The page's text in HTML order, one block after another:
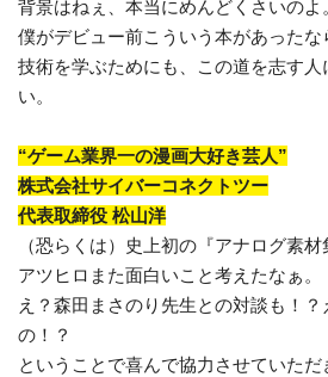
背景はねぇ、本当にめんどくさいのよ
僕がデビュー前こういう本があったな
技術を学ぶためにも、この道を志す人
い。
“ゲーム業界一の漫画大好き芸人”
株式会社サイバーコネクトツー
代表取締役 松山洋
（恐らくは）史上初の『アナログ素材
アツヒロまた面白いこと考えたなぁ。
え？森田まさのり先生との対談も！
の！？
ということで喜んで協力させていただ